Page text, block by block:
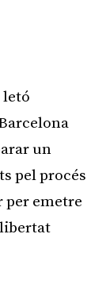
letó
un
pel procés
per emetre